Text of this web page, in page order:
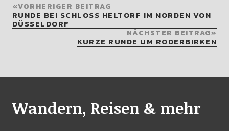
VORHERIGER BEITRAG
RUNDE BEI SCHLOSS HELTORF IM NORDEN VON
DÜSSELDORF
NÄCHSTER BEITRAG
KURZE RUNDE UM RODERBIRKEN
Wandern, Reisen & mehr